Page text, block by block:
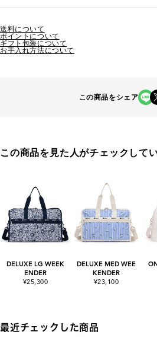
送料について
ポイントについて
ギフト包装について
お手入れ方法について
この商品をシェア
この商品を見た人がチェックして
DELUXE LG WEEK
ENDER
¥25,300
DELUXE MED WEE
KENDER
¥23,100
最近チェックした商品